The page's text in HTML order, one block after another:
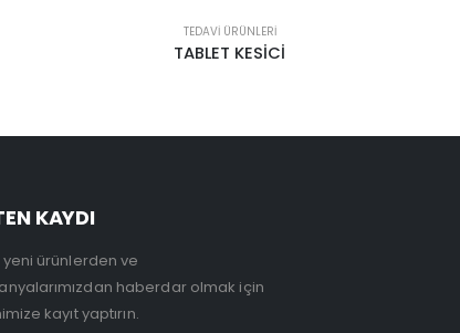
TEDAVI ÜRÜNLERI
BIODERMIS MASKE
KAYDI
yeni ürünlerden ve
haberdar olmak için
kayıt yaptırın.